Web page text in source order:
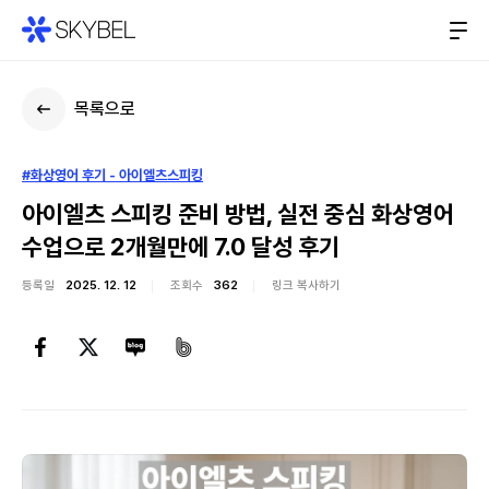
목록으로
#화상영어 후기 - 아이엘츠스피킹
아이엘츠 스피킹 준비 방법, 실전 중심 화상영어
수업으로 2개월만에 7.0 달성 후기
등록일 2025. 12. 12 조회수 362 링크 복사하기